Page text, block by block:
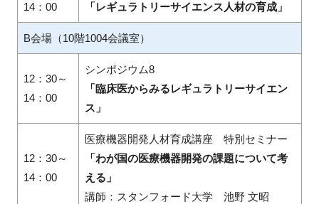
14：00
「レギュラトリーサイエンス人材の育成」
B会場（10階1004会議室）
12：30～
14：00
シンポジウム8
「臨床医からみるレギュラトリーサイエン
ス」
12：30～
14：00
医療機器開発人材育成講座 特別セミナー
「わが国の医療機器開発の課題について考
える」
講師：スタンフォード大学 池野 文昭